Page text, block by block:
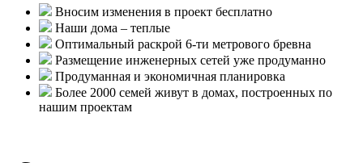
Вносим изменения в проект бесплатно
Наши дома – теплые
Оптимальный раскрой 6-ти метрового бревна
Размещение инженерных сетей уже продуманно
Продуманная и экономичная планировка
Более 2000 семей живут в домах, построенных по
нашим проектам